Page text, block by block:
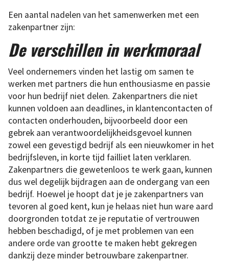
Een aantal nadelen van het samenwerken met een
zakenpartner zijn:
De verschillen in werkmoraal
Veel ondernemers vinden het lastig om samen te
werken met partners die hun enthousiasme en passie
voor hun bedrijf niet delen. Zakenpartners die niet
kunnen voldoen aan deadlines, in klantencontacten of
contacten onderhouden, bijvoorbeeld door een
gebrek aan verantwoordelijkheidsgevoel kunnen
zowel een gevestigd bedrijf als een nieuwkomer in het
bedrijfsleven, in korte tijd failliet laten verklaren.
Zakenpartners die gewetenloos te werk gaan, kunnen
dus wel degelijk bijdragen aan de ondergang van een
bedrijf. Hoewel je hoopt dat je je zakenpartners van
tevoren al goed kent, kun je helaas niet hun ware aard
doorgronden totdat ze je reputatie of vertrouwen
hebben beschadigd, of je met problemen van een
andere orde van grootte te maken hebt gekregen
dankzij deze minder betrouwbare zakenpartner.